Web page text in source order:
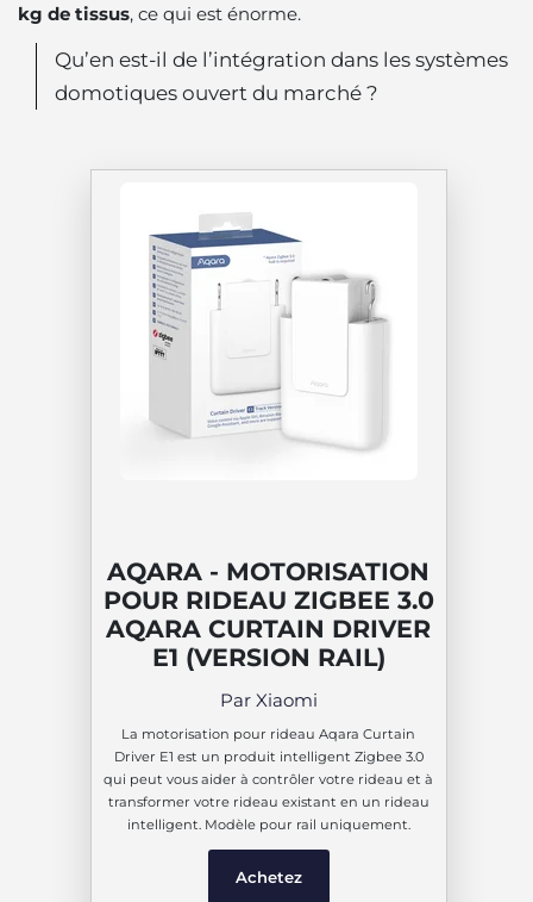
kg de tissus, ce qui est énorme.
Qu’en est-il de l’intégration dans les systèmes
domotiques ouvert du marché ?
AQARA - MOTORISATION
POUR RIDEAU ZIGBEE 3.0
AQARA CURTAIN DRIVER
E1 (VERSION RAIL)
Par Xiaomi
La motorisation pour rideau Aqara Curtain
Driver E1 est un produit intelligent Zigbee 3.0
qui peut vous aider à contrôler votre rideau et à
transformer votre rideau existant en un rideau
intelligent. Modèle pour rail uniquement.
Achetez